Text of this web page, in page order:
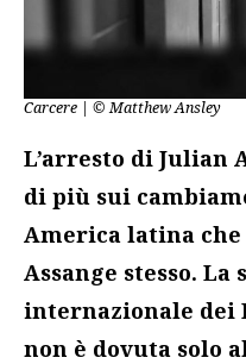
Carcere | © Matthew Ansley
L’arresto di Julian
di più sui
America latina
Assange stesso.
internazionale dei
non è dovuta solo